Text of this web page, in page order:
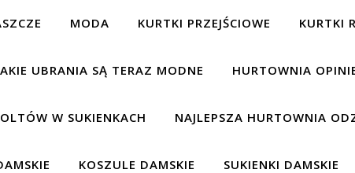
MODA KURTKI PRZEJŚCIOWE KURTKI
UBRANIA SĄ TERAZ MODNE HURTOWNIA
W SUKIENKACH NAJLEPSZA HURTOWNIA
KOSZULE DAMSKIE SUKIENKI DAMSKIE